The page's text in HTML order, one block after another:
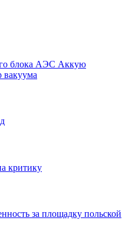
блока АЭС Аккую
критику
за площадку польской